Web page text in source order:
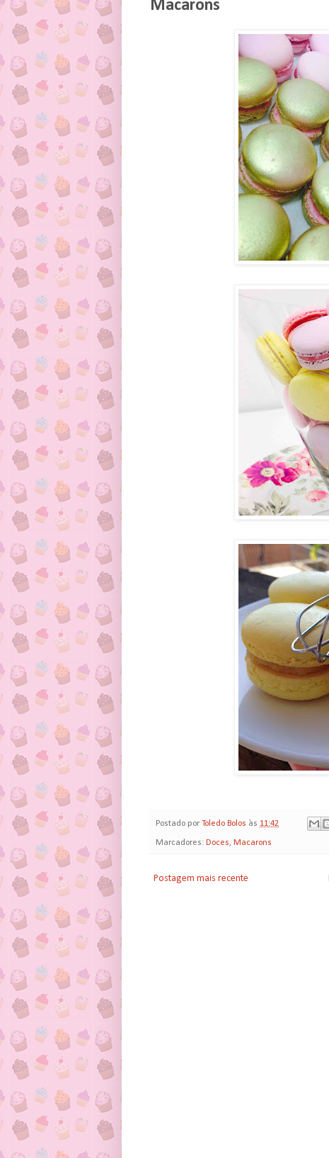
Macarons
Postado por Toledo Bolos às 11:42
Marcadores: Doces, Macarons
Postagem mais recente